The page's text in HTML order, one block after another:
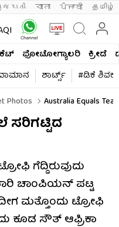
বাংলা ਪੰਜਾਬੀ தமிழ்
ಫೋಟೋಗ್ಯಾಲರಿ ಕ್ರೀಡೆ
ಶಾರ್ಟ್ಸ್​
#ಡಿಕೆ
Photos Australia Equals
ಸರಿಗಟ್ಟಿದ
ಗೆದ್ದಿರುವುದು
ಚಾಂಪಿಯನ್ ಪಟ್ಟ
ಮತ್ತೊಂದು ಟ್ರೋಫಿ
ಕೂಡ ಸೌತ್ ಆಫ್ರಿಕಾ